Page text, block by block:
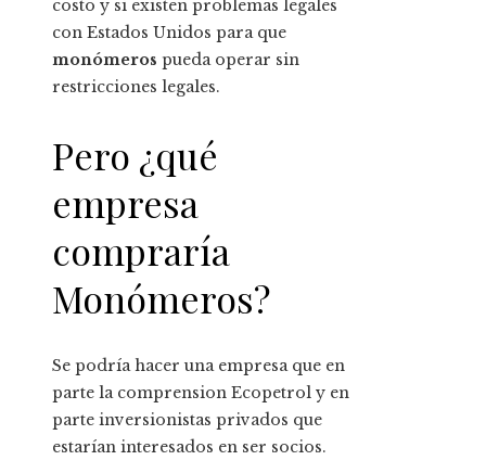
costo y si existen problemas legales
con Estados Unidos para que
monómeros pueda operar sin
restricciones legales.
Pero ¿qué
empresa
compraría
Monómeros?
Se podría hacer una empresa que en
parte la comprension Ecopetrol y en
parte inversionistas privados que
estarían interesados ​​​​en ser socios.